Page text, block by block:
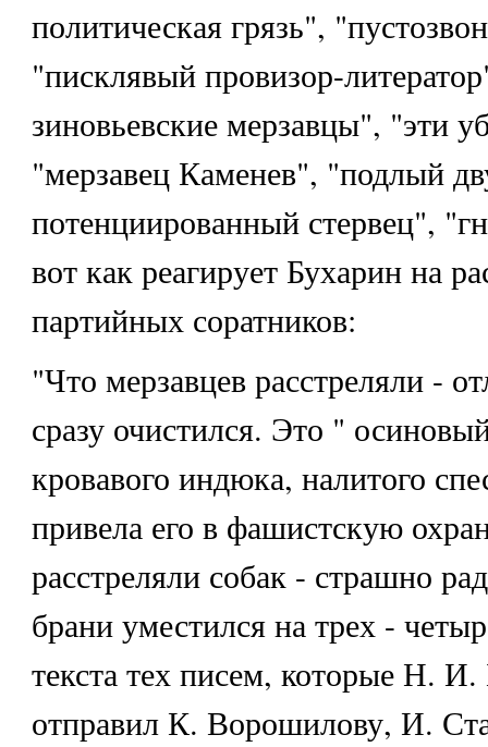
политическая грязь",
"писклявый провизор-
зиновьевские мерзавцы", "эти
"мерзавец Каменев", "подлый
потенциированный стервец",
вот как реагирует Бухарин на
партийных соратников:
"Что мерзавцев расстреляли -
сразу очистился. Это "
кровавого индюка, налитого
привела его в фашистскую
расстреляли собак - страшно
брани уместился на трех -
текста тех писем, которые Н. И.
отправил К. Ворошилову, И.